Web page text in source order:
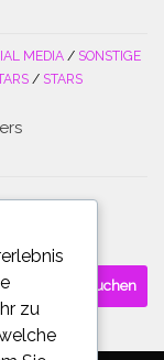
MEDIA / SONSTIGE
/ STARS
zu